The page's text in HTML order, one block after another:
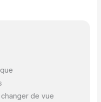
à votre famille,
et vos proches.
idéal pour
de vue